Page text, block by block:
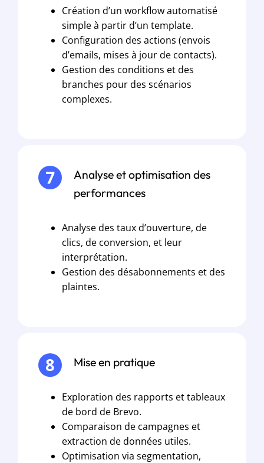
Création d’un workflow automatisé
simple à partir d’un template.
Configuration des actions (envois
d’emails, mises à jour de contacts).
Gestion des conditions et des
branches pour des scénarios
complexes.
Analyse et optimisation des
performances
Analyse des taux d’ouverture, de
clics, de conversion, et leur
interprétation.
Gestion des désabonnements et des
plaintes.
Mise en pratique
Exploration des rapports et tableaux
de bord de Brevo.
Comparaison de campagnes et
extraction de données utiles.
Optimisation via segmentation,